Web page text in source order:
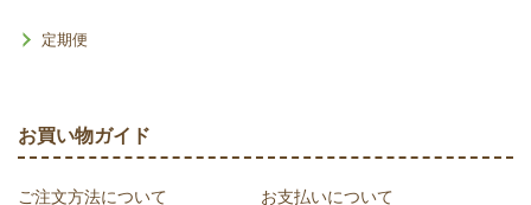
定期便
お買い物ガイド
ご注文方法について お支払いについて